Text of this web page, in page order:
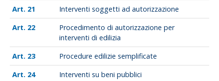
21
Interventi soggetti ad autorizzazione
22
Procedimento di autorizzazione per
interventi di edilizia
23
Procedure edilizie semplificate
24
Interventi su beni pubblici